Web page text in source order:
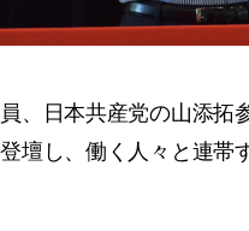
、日本共産党の山添拓
壇し、働く人々と連帯